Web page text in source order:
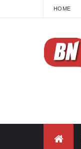
HOME